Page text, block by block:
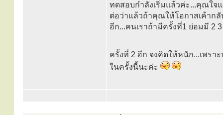
ทดสอบกำลังเริ่มแล้วค่ะ...คุณใจ
ต่อว่าแล้วถ้าคุณให้โอกาสเค้าก
อีก...คนเราถ้ามีครั้งที่1 ย่อมมี 2
ครั้งที่ 2 อีก จงคิดให้หนัก...เพรา
ในครั้งนี้นะค่ะ